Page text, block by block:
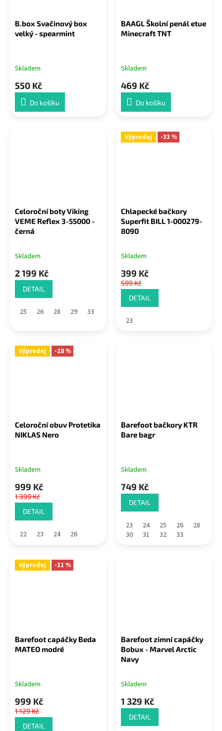
B.box Svačinový box
velký - spearmint
Skladem
550 Kč
Do košíku
BAAGL Školní penál etue
Minecraft TNT
Skladem
469 Kč
Do košíku
Celoroční boty Viking
VEME Reflex 3-55000 -
černá
Skladem
2 199 Kč
DETAIL
25 26 28 29 33
Výprodej -33 %
Chlapecké bačkory
Superfit BILL 1-000279-
8090
Skladem
399 Kč
599 Kč
DETAIL
23
Výprodej -28 %
Celoroční obuv Protetika
NIKLAS Nero
Skladem
999 Kč
1 399 Kč
DETAIL
22 23 24 26
Barefoot bačkory KTR
Bare bagr
Skladem
749 Kč
DETAIL
23 24 25 26
28
30
31 32 33
Výprodej -11 %
Barefoot capáčky Beda
MATEO modré
Skladem
999 Kč
1 129 Kč
DETAIL
Barefoot zimní capáčky
Bobux - Marvel Arctic
Navy
Skladem
1 329 Kč
DETAIL